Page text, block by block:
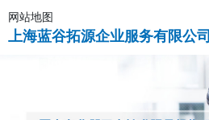
网站地图
上海蓝谷拓源企业服务有限公司